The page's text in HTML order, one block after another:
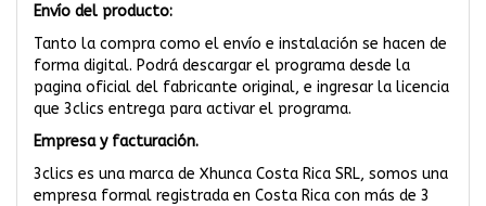
Envío del producto:
Tanto la compra como el envío e instalación se hacen de
forma digital. Podrá descargar el programa desde la
pagina oficial del fabricante original, e ingresar la licencia
que 3clics entrega para activar el programa.
Empresa y facturación.
3clics es una marca de Xhunca Costa Rica SRL, somos una
empresa formal registrada en Costa Rica con más de 3